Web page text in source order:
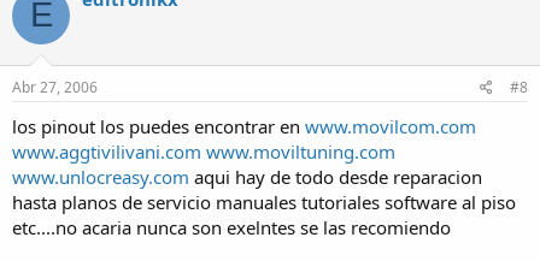
E
Abr 27, 2006 #8
los pinout los puedes encontrar en www.movilcom.com
www.aggtivilivani.com www.moviltuning.com
www.unlocreasy.com aqui hay de todo desde reparacion
hasta planos de servicio manuales tutoriales software al piso
etc....no acaria nunca son exelntes se las recomiendo